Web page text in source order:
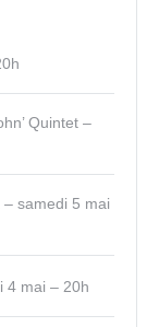
Quintet –
samedi 5 mai
4 mai – 20h